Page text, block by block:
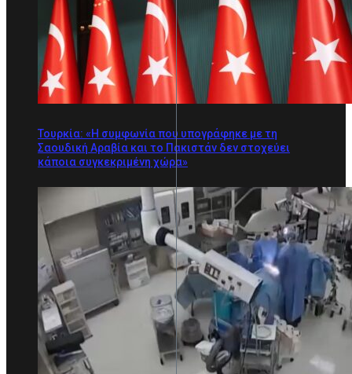
Τουρκία: «Η συμφωνία που υπογράφηκε με τη
Σαουδική Αραβία και το Πακιστάν δεν στοχεύει
κάποια συγκεκριμένη χώρα»